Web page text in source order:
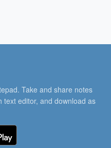
Take and share notes
text editor, and download as